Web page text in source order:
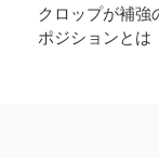
クロップが補強
ポジションと